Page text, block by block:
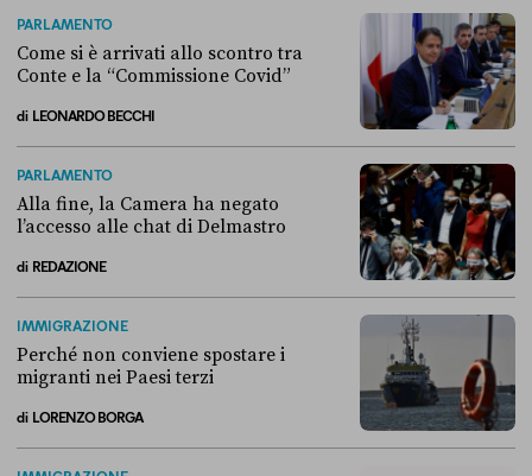
PARLAMENTO
Come si è arrivati allo scontro tra
Conte e la “Commissione Covid”
di LEONARDO BECCHI
PARLAMENTO
Alla fine, la Camera ha negato
l’accesso alle chat di Delmastro
di REDAZIONE
IMMIGRAZIONE
Perché non conviene spostare i
migranti nei Paesi terzi
di LORENZO BORGA